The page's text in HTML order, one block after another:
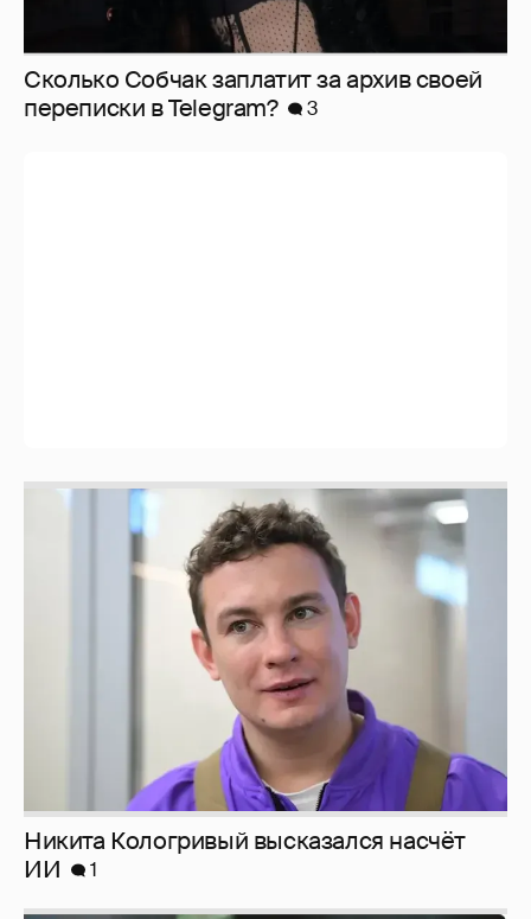
Сколько Собчак заплатит за архив своей
перeписки в Telegram?
3
Никита Кологривый высказался насчёт
ИИ
1